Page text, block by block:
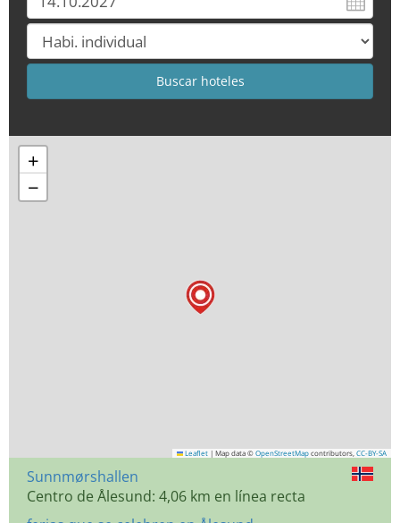
+
−
Leaflet | Map data © OpenStreetMap contributors, CC-BY-SA
Sunnmørshallen
Centro de Ålesund: 4,06 km en línea recta